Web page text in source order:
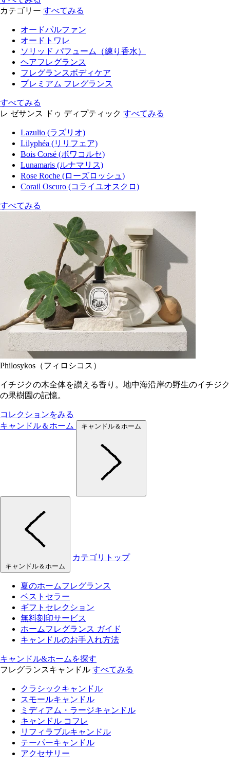
カテゴリー すべてみる
オードパルファン
オードトワレ
ソリッド パフューム（練り香水）
ヘアフレグランス
フレグランスボディケア
プレミアム フレグランス
すべてみる
レ ゼサンス ドゥ ディプティック すべてみる
Lazulio (ラズリオ)
Lilyphéa (リリフェア)
Bois Corsé (ボワコルセ)
Lunamaris (ルナマリス)
Rose Roche (ローズロッシュ)
Corail Oscuro (コライユオスクロ)
すべてみる
Philosykos（フィロシコス）
イチジクの木全体を讃える香り。地中海沿岸の野生のイチジク
の果樹園の記憶。
コレクションをみる
キャンドル＆ホーム
キャンドル＆ホーム
キャンドル＆ホーム
カテゴリトップ
夏のホームフレグランス
ベストセラー
ギフトセレクション
無料刻印サービス
ホームフレグランス ガイド
キャンドルのお手入れ方法
キャンドル&ホームを探す
フレグランスキャンドル すべてみる
クラシックキャンドル
スモールキャンドル
ミディアム・ラージキャンドル
キャンドル コフレ
リフィラブルキャンドル
テーパーキャンドル
アクセサリー